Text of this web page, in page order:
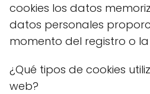
cookies los datos
datos personales
momento del registro o
¿Qué tipos de cookies
web?